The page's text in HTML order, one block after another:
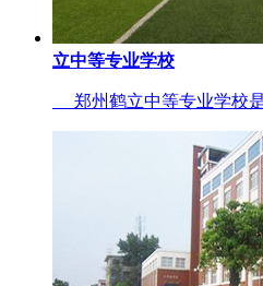
立中等专业学校
郑州鹤立中等专业学校